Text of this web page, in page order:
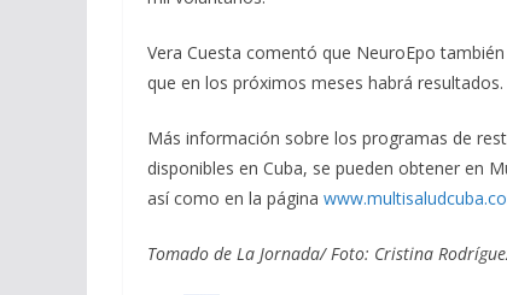
Vera Cuesta comentó que NeuroEpo
que en los próximos meses habrá resultados.
Más información sobre los programas de
disponibles en Cuba, se pueden obtener en
así como en la página
Tomado de La Jornada/ Foto: Cristina